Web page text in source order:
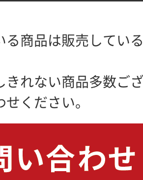
る商品は販売してい
きれない商品多数ご
せください。